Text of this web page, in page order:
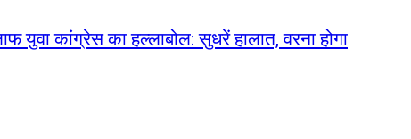
युवा कांग्रेस का हल्लाबोल: सुधरें हालात, वरना होगा